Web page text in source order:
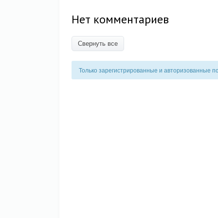
Нет комментариев
Свернуть все
Только зарегистрированные и авторизованные